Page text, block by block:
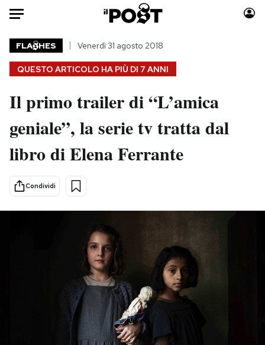
Auto
HOME
Italia
Politica
Tecnologia
Scienza
Moda
Consumismi
Storie/Idee
Mondiali calcio 2026
NEWSLETTER
QUESTO ARTICOLO HA PIÙ DI 7 ANNI
FLA HES Venerdì 31 agosto 2018
Il primo trailer di “L’amica
geniale”, la serie tv tratta dal
libro di Elena Ferrante
Condividi